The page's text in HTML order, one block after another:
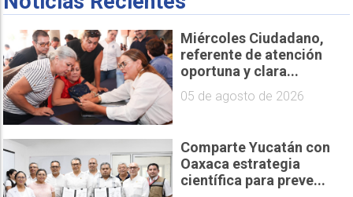
Miércoles Ciudadano,
referente de atención
oportuna y clara...
05 de agosto de 2026
Comparte Yucatán con
Oaxaca estrategia
científica para preve...